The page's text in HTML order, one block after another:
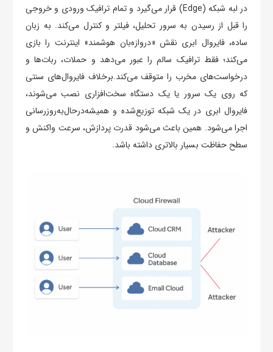
در لبه شبکه (Edge) قرار می‌گیرد و تمام ترافیک ورودی و خروجی
را قبل از رسیدن به سرور تحلیل، فیلتر و کنترل می‌کند. به زبان
ساده، فایروال ابری نقش «دروازه‌بان هوشمند» اینترنت را بازی
می‌کند؛ فقط ترافیک سالم را عبور می‌دهد و حملات، ربات‌ها و
درخواست‌های مخرب را متوقف می‌کند.برخلاف فایروال‌های سنتی
که روی یک سرور یا یک دستگاه سخت‌افزاری نصب می‌شوند،
فایروال ابری در یک شبکه توزیع‌شده و همیشه‌درحال‌به‌روزرسانی
اجرا می‌شود. همین باعث می‌شود قدرت پردازش، سرعت واکنش و
سطح حفاظت بسیار بالاتری داشته باشد.